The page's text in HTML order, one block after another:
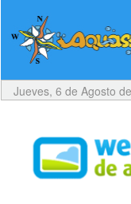
Jueves, 6 de Agosto